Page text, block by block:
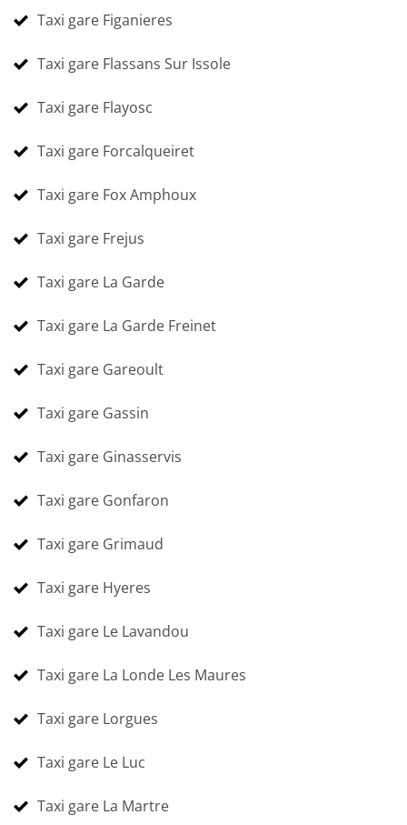
Taxi gare Figanieres
Taxi gare Flassans Sur Issole
Taxi gare Flayosc
Taxi gare Forcalqueiret
Taxi gare Fox Amphoux
Taxi gare Frejus
Taxi gare La Garde
Taxi gare La Garde Freinet
Taxi gare Gareoult
Taxi gare Gassin
Taxi gare Ginasservis
Taxi gare Gonfaron
Taxi gare Grimaud
Taxi gare Hyeres
Taxi gare Le Lavandou
Taxi gare La Londe Les Maures
Taxi gare Lorgues
Taxi gare Le Luc
Taxi gare La Martre